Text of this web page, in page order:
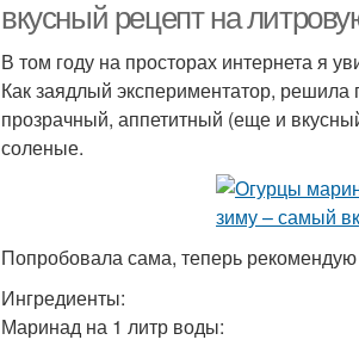
вкусный рецепт на
В том году на просторах интернета я
Как заядлый экспериментатор,
прозрачный, аппетитный (еще и
соленые.
Попробовала сама, теперь
Ингредиенты:
Маринад на 1 литр воды: